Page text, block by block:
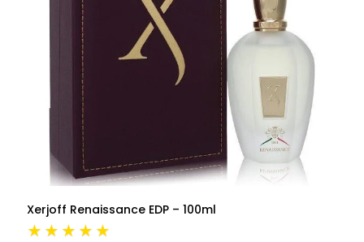
Xerjoff Renaissance EDP – 100ml
★★★★★